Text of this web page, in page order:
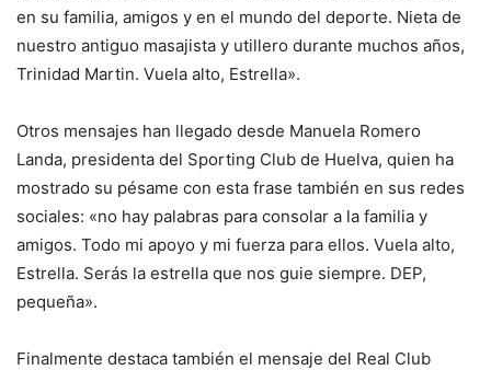
en su familia, amigos y en el mundo del deporte. Nieta de
nuestro antiguo masajista y utillero durante muchos años,
Trinidad Martin. Vuela alto, Estrella».
Otros mensajes han llegado desde Manuela Romero
Landa, presidenta del Sporting Club de Huelva, quien ha
mostrado su pésame con esta frase también en sus redes
sociales: «no hay palabras para consolar a la familia y
amigos. Todo mi apoyo y mi fuerza para ellos. Vuela alto,
Estrella. Serás la estrella que nos guie siempre. DEP,
pequeña».
Finalmente destaca también el mensaje del Real Club